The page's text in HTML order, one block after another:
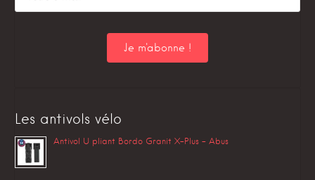
Les antivols vélo
Antivol U pliant Bordo Granit X-Plus – Abus